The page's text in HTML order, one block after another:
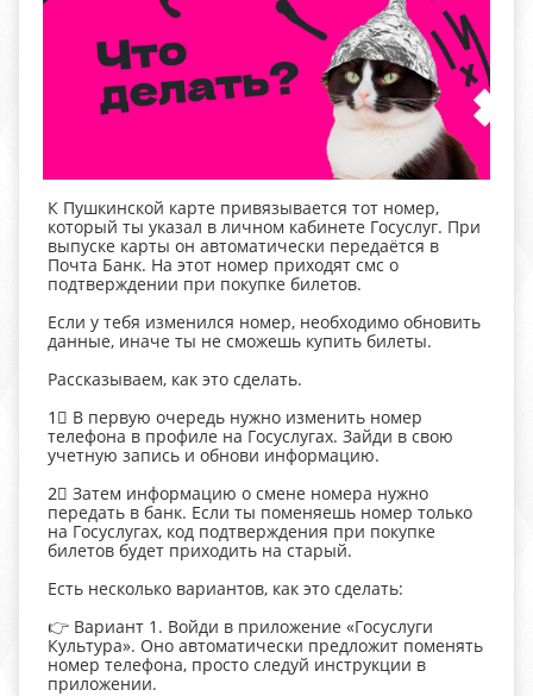
К Пушкинской карте привязывается тот номер,
который ты указал в личном кабинете Госуслуг. При
выпуске карты он автоматически передаётся в
Почта Банк. На этот номер приходят смс о
подтверждении при покупке билетов.
Если у тебя изменился номер, необходимо обновить
данные, иначе ты не сможешь купить билеты.
Рассказываем, как это сделать.
1⃣ В первую очередь нужно изменить номер
телефона в профиле на Госуслугах. Зайди в свою
учетную запись и обнови информацию.
2⃣ Затем информацию о смене номера нужно
передать в банк. Если ты поменяешь номер только
на Госуслугах, код подтверждения при покупке
билетов будет приходить на старый.
Есть несколько вариантов, как это сделать:
👉 Вариант 1. Войди в приложение «Госуслуги
Культура». Оно автоматически предложит поменять
номер телефона, просто следуй инструкции в
приложении.